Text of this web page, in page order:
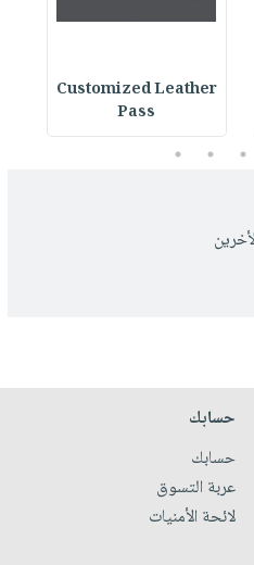
Customized Leather
Pass
3
4
5
حسابك
حسابك
عربة التسوق
لائحة الأمنيات